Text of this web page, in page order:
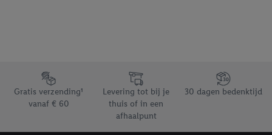
Footerelement met de verschillende USPs van Lidl.be
Gratis verzending¹
vanaf € 60
Levering tot bij je
thuis of in een
afhaalpunt
30 dagen bedenktijd